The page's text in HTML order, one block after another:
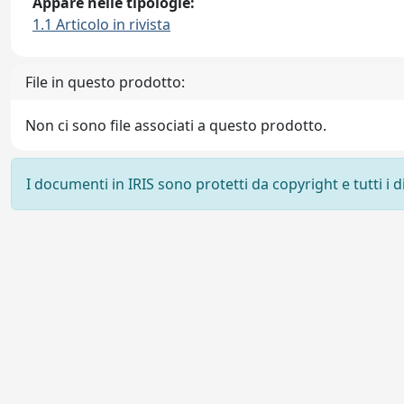
1.1 Articolo in rivista
File in questo prodotto:
Non ci sono file associati a questo prodotto.
I documenti in IRIS sono protetti da copyright e tutti i